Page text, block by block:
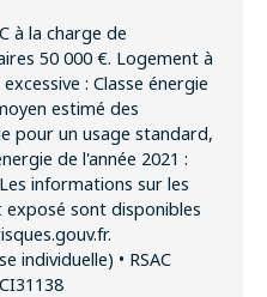
à la charge de
50 000 €. Logement à
: Classe énergie
estimé des
pour un usage standard,
de l'année 2021 :
informations sur les
exposé sont disponibles
individuelle) • RSAC